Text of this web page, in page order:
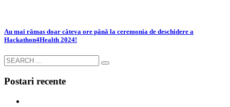
Au mai rămas doar câteva ore până la ceremonia de deschidere a
Hackathon4Health 2024!
Postari recente